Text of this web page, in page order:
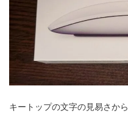
X100F
Z6II Z9 Z30
ZV-1 II α1 II α7CR
キートップの文字の見易さか